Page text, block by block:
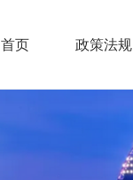
首页 政策法规